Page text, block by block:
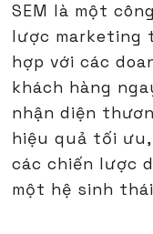
SEM là một
lược marketing
hợp với các
khách hàng
nhận diện
hiệu quả tối
các chiến lược
một hệ sinh